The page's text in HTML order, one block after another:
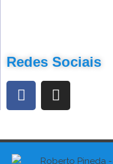
Redes Sociais